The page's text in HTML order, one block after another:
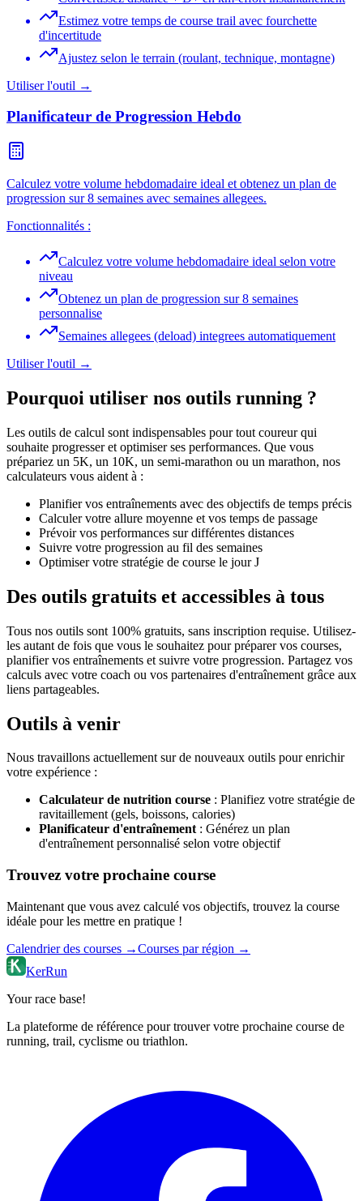
Estimez votre temps de course trail avec fourchette
d'incertitude
Ajustez selon le terrain (roulant, technique, montagne)
Utiliser l'outil →
Planificateur de Progression Hebdo
Calculez votre volume hebdomadaire ideal et obtenez un plan de
progression sur 8 semaines avec semaines allegees.
Fonctionnalités :
Calculez votre volume hebdomadaire ideal selon votre
niveau
Obtenez un plan de progression sur 8 semaines
personnalise
Semaines allegees (deload) integrees automatiquement
Utiliser l'outil →
Pourquoi utiliser nos outils running ?
Les outils de calcul sont indispensables pour tout coureur qui
souhaite progresser et optimiser ses performances. Que vous
prépariez un 5K, un 10K, un semi-marathon ou un marathon, nos
calculateurs vous aident à :
Planifier vos entraînements avec des objectifs de temps précis
Calculer votre allure moyenne et vos temps de passage
Prévoir vos performances sur différentes distances
Suivre votre progression au fil des semaines
Optimiser votre stratégie de course le jour J
Des outils gratuits et accessibles à tous
Tous nos outils sont 100% gratuits, sans inscription requise. Utilisez-
les autant de fois que vous le souhaitez pour préparer vos courses,
planifier vos entraînements et suivre votre progression. Partagez vos
calculs avec votre coach ou vos partenaires d'entraînement grâce aux
liens partageables.
Outils à venir
Nous travaillons actuellement sur de nouveaux outils pour enrichir
votre expérience :
Calculateur de nutrition course : Planifiez votre stratégie de
ravitaillement (gels, boissons, calories)
Planificateur d'entraînement: Générez un plan
d'entraînement personnalisé selon votre objectif
Trouvez votre prochaine course
Maintenant que vous avez calculé vos objectifs, trouvez la course
idéale pour les mettre en pratique !
Calendrier des courses →Courses par région →
KerRun
Your race base!
La plateforme de référence pour trouver votre prochaine course de
running, trail, cyclisme ou triathlon.